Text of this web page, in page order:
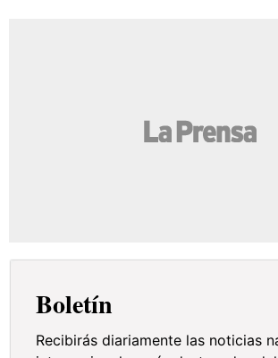
Boletín
Recibirás diariamente las noticias